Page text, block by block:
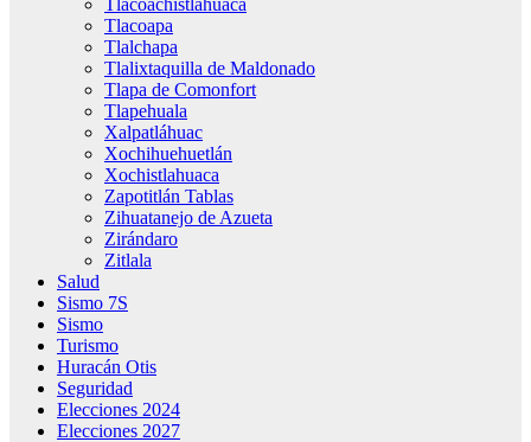
Tlacoachistlahuaca
Tlacoapa
Tlalchapa
Tlalixtaquilla de Maldonado
Tlapa de Comonfort
Tlapehuala
Xalpatláhuac
Xochihuehuetlán
Xochistlahuaca
Zapotitlán Tablas
Zihuatanejo de Azueta
Zirándaro
Zitlala
Salud
Sismo 7S
Sismo
Turismo
Huracán Otis
Seguridad
Elecciones 2024
Elecciones 2027